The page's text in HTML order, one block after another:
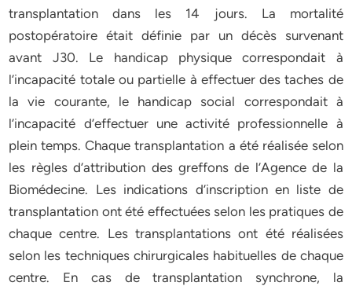
transplantation dans les 14 jours. La mortalité
postopératoire était définie par un décès survenant
avant J30. Le handicap physique correspondait à
l’incapacité totale ou partielle à effectuer des taches de
la vie courante, le handicap social correspondait à
l’incapacité d’effectuer une activité professionnelle à
plein temps. Chaque transplantation a été réalisée selon
les règles d’attribution des greffons de l’Agence de la
Biomédecine. Les indications d’inscription en liste de
transplantation ont été effectuées selon les pratiques de
chaque centre. Les transplantations ont été réalisées
selon les techniques chirurgicales habituelles de chaque
centre. En cas de transplantation synchrone, la